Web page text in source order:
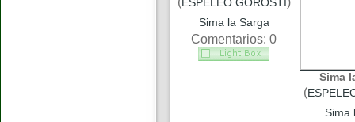
Sima la Sarga
Comentarios: 0
Sima
(
Sima